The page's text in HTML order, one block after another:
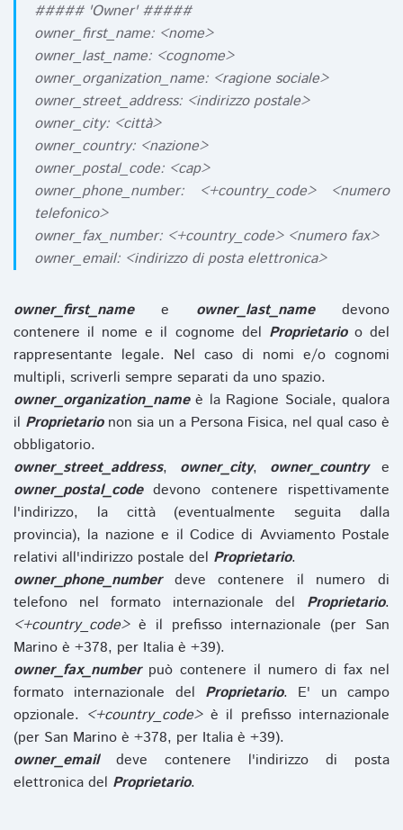
##### 'Owner' #####
owner_first_name: <nome>
owner_last_name: <cognome>
owner_organization_name: <ragione sociale>
owner_street_address: <indirizzo postale>
owner_city: <città>
owner_country: <nazione>
owner_postal_code: <cap>
owner_phone_number: <+country_code> <numero
telefonico>
owner_fax_number: <+country_code> <numero fax>
owner_email: <indirizzo di posta elettronica>
owner_first_namee owner_last_namedevono
contenere il nome e il cognome del Proprietarioo del
rappresentante legale. Nel caso di nomi e/o cognomi
multipli, scriverli sempre separati da uno spazio.
owner_organization_nameè la Ragione Sociale, qualora
il Proprietarionon sia un a Persona Fisica, nel qual caso è
obbligatorio.
owner_street_address, owner_city, owner_countrye
owner_postal_codedevono contenere rispettivamente
l'indirizzo, la città (eventualmente seguita dalla
provincia), la nazione e il Codice di Avviamento Postale
relativi all'indirizzo postale del Proprietario.
owner_phone_numberdeve contenere il numero di
telefono nel formato internazionale del Proprietario.
<+country_code>è il prefisso internazionale (per San
Marino è +378, per Italia è +39).
owner_fax_numberpuò contenere il numero di fax nel
formato internazionale del Proprietario. E' un campo
opzionale. <+country_code>è il prefisso internazionale
(per San Marino è +378, per Italia è +39).
owner_emaildeve contenere l'indirizzo di posta
elettronica del Proprietario.